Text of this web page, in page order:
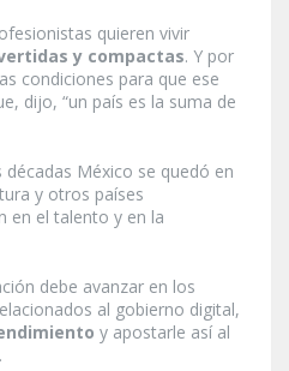
quieren vivir
y compactas. Y por
condiciones para que ese
dijo, “un país es la suma de
México se quedó en
y otros países
en el talento y en la
debe avanzar en los
al gobierno digital,
y apostarle así al